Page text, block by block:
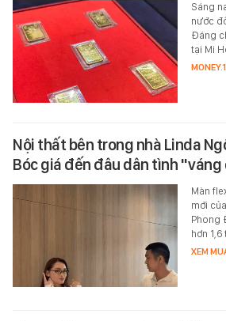
Sáng
nước
Đáng
tại Mi
Nội thất bên trong nhà Linda
Bóc giá đến đâu dân tình
Màn
mới
Phong
hơn 1,6
XEM